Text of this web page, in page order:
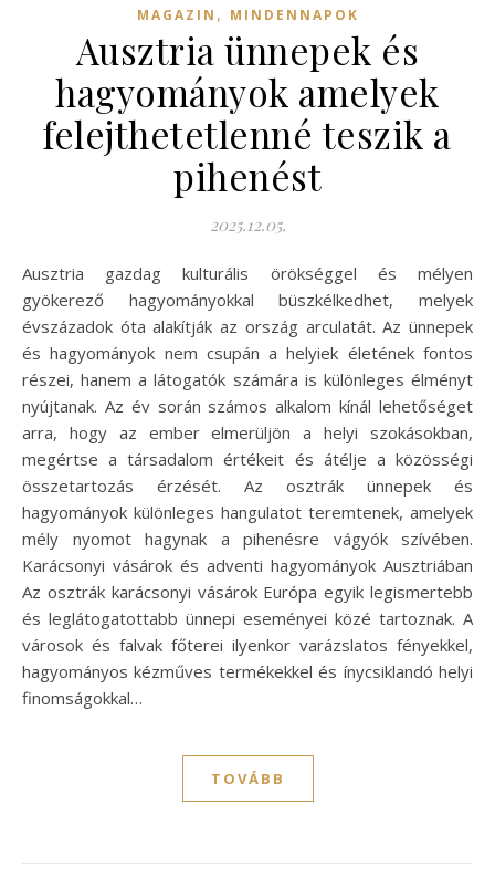
MAGAZIN , MINDENNAPOK
Ausztria ünnepek és
hagyományok amelyek
felejthetetlenné teszik a
pihenést
2025.12.05.
Ausztria gazdag kulturális örökséggel és mélyen
gyökerező hagyományokkal büszkélkedhet, melyek
évszázadok óta alakítják az ország arculatát. Az ünnepek
és hagyományok nem csupán a helyiek életének fontos
részei, hanem a látogatók számára is különleges élményt
nyújtanak. Az év során számos alkalom kínál lehetőséget
arra, hogy az ember elmerüljön a helyi szokásokban,
megértse a társadalom értékeit és átélje a közösségi
összetartozás érzését. Az osztrák ünnepek és
hagyományok különleges hangulatot teremtenek, amelyek
mély nyomot hagynak a pihenésre vágyók szívében.
Karácsonyi vásárok és adventi hagyományok Ausztriában
Az osztrák karácsonyi vásárok Európa egyik legismertebb
és leglátogatottabb ünnepi eseményei közé tartoznak. A
városok és falvak főterei ilyenkor varázslatos fényekkel,
hagyományos kézműves termékekkel és ínycsiklandó helyi
finomságokkal…
TOVÁBB